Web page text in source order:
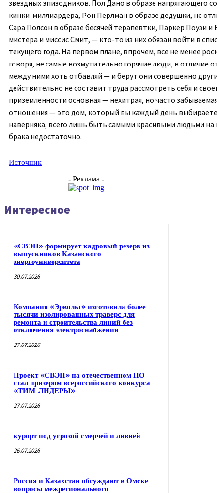
звездных эпизодников. Пол Дано в образе напрягающего
кинки-миллиардера, Рон Перлман в образе дедушки, не
Сара Полсон в образе бесячей терапевтки, Паркер Поузи
мистера и миссис Смит, — кто-то из них обязан войти в
текущего года. На первом плане, впрочем, все не менее
говоря, не самые возмутительно горячие люди, в отличие
между ними хоть отбавляй — и берут они совершенно
действительно не составит труда рассмотреть себя и
приземленности основная — нехитрая, но часто
отношения — это дом, который вы каждый день
наверняка, всего лишь быть самыми красивыми людьми на
брака недостаточно.
Источник
- Реклама -
Интересное
«СВЭП» формирует кадровый резерв из
выпускников Казанского
энергоуниверситета
30.07.2026
Компания «Эрвольт» изготовила более
тысячи изолированных траверс для
ремонта и строительства линий без
отключения электроснабжения
27.07.2026
Проект «СВЭП» на отечественном ПО
стал призером всероссийского конкурса
«ТИМ-ЛИДЕРЫ»
27.07.2026
курорт под угрозой смерчей и ливней
26.07.2026
Россия и Казахстан обсуждают в Омске
вопросы межрегионального